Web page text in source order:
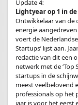
Update 4:
Lightyear op 1 in
Ontwikkelaar van de
energie
voert de
Startups’ lijst aan.
redactie van dit een
netwerk met de ‘Top
startups in de
meest veelbelovend
professionals op het
jaar is voor het eerst